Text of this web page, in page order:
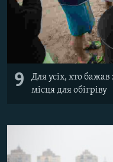
9
Для усіх, хто
місця для обігріву